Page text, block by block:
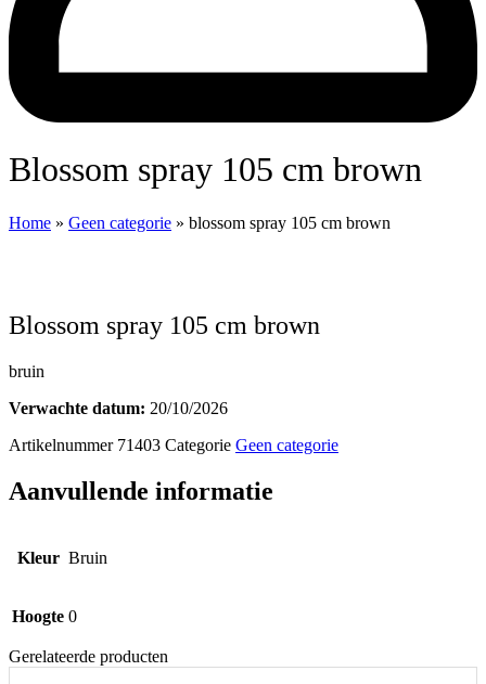
blossom spray 105 cm brown
Home » Geen categorie » blossom spray 105 cm brown
blossom spray 105 cm brown
bruin
Verwachte datum: 20/10/2026
Artikelnummer 71403 Categorie Geen categorie
Aanvullende informatie
Kleur Bruin
Hoogte 0
Gerelateerde producten